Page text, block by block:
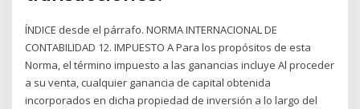
ÍNDICE desde el párrafo. NORMA INTERNACIONAL DE
CONTABILIDAD 12. IMPUESTO A Para los propósitos de esta
Norma, el término impuesto a las ganancias incluye Al proceder
a su venta, cualquier ganancia de capital obtenida
incorporados en dicha propiedad de inversión a lo largo del